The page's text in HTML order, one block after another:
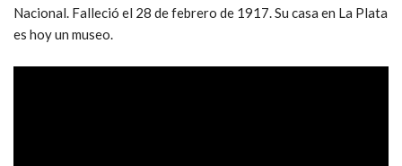
Nacional. Falleció el 28 de febrero de 1917. Su casa en La Plata
es hoy un museo.